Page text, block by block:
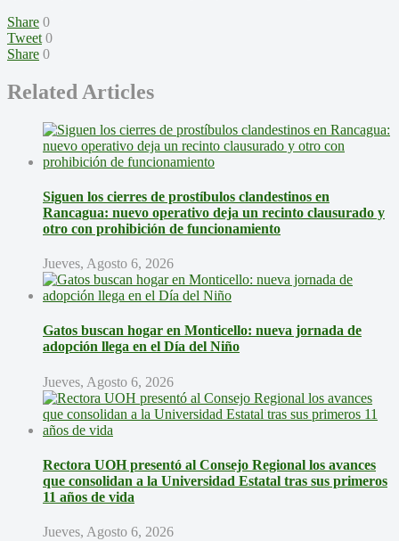
Share 0
Tweet 0
Share 0
Related Articles
Siguen los cierres de prostíbulos clandestinos en
Rancagua: nuevo operativo deja un recinto clausurado y
otro con prohibición de funcionamiento
Jueves, Agosto 6, 2026
Gatos buscan hogar en Monticello: nueva jornada de
adopción llega en el Día del Niño
Jueves, Agosto 6, 2026
Rectora UOH presentó al Consejo Regional los avances
que consolidan a la Universidad Estatal tras sus primeros
11 años de vida
Jueves, Agosto 6, 2026